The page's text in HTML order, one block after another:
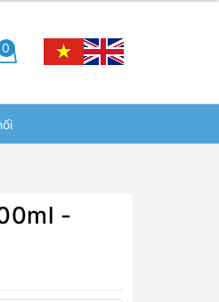
0
-